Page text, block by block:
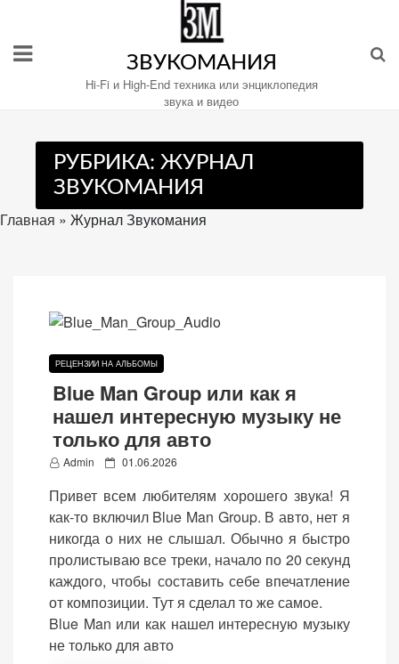
содержимому
ЗВУКОМАНИЯ
Hi-Fi и High-End техника или энциклопедия
звука и видео
РУБРИКА: ЖУРНАЛ
ЗВУКОМАНИЯ
Главная » Журнал Звукомания
РЕЦЕНЗИИ НА АЛЬБОМЫ
Blue Man Group или как я
нашел интересную музыку не
только для авто
Admin
P
s
t
e
d
o
n
01.06.2026
Привет всем любителям хорошего звука! Я
как-то включил Blue Man Group. В авто, нет я
никогда о них не слышал. Обычно я быстро
пролистываю все треки, начало по 20 секунд
каждого, чтобы составить себе впечатление
от композиции. Тут я сделал то же самое.
Blue Man или как нашел интересную музыку
не только для авто
«Принять
все»
«Настройки
cookie»
Настройте
файлы
cookie
для
Звукомания.
Обязательные
(технические)
Необходимы для